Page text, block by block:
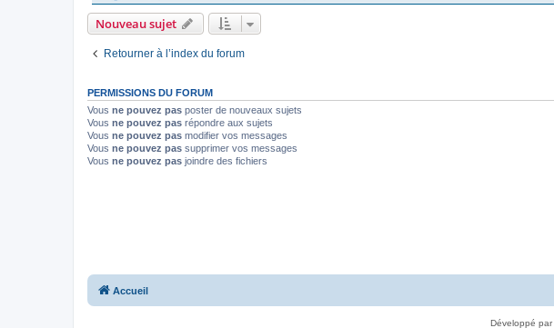
Nouveau sujet
Retourner à l’index du forum
PERMISSIONS DU FORUM
Vous ne pouvez pas poster de nouveaux sujets
Vous ne pouvez pas répondre aux sujets
Vous ne pouvez pas modifier vos messages
Vous ne pouvez pas supprimer vos messages
Vous ne pouvez pas joindre des fichiers
Accueil
Développé par